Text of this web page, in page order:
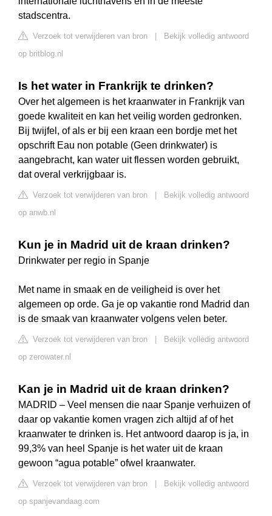
stadscentra.
Verzoek tot verwijderen van bron
Bekijk volledig antwoord
op britblog.nl
Is het water in Frankrijk te drinken?
Over het algemeen is het kraanwater in Frankrijk van
goede kwaliteit en kan het veilig worden gedronken.
Bij twijfel, of als er bij een kraan een bordje met het
opschrift Eau non potable (Geen drinkwater) is
aangebracht, kan water uit flessen worden gebruikt,
dat overal verkrijgbaar is.
Verzoek tot verwijderen van bron
Bekijk volledig antwoord
op anwb.nl
Kun je in Madrid uit de kraan drinken?
Drinkwater per regio in Spanje
Met name in smaak en de veiligheid is over het
algemeen op orde. Ga je op vakantie rond Madrid dan
is de smaak van kraanwater volgens velen beter.
Verzoek tot verwijderen van bron
Bekijk volledig antwoord
op zerowater.nl
Kan je in Madrid uit de kraan drinken?
MADRID – Veel mensen die naar Spanje verhuizen of
daar op vakantie komen vragen zich altijd af of het
kraanwater te drinken is. Het antwoord daarop is ja, in
99,3% van heel Spanje is het water uit de kraan
gewoon “agua potable” ofwel kraanwater.
Verzoek tot verwijderen van bron
Bekijk volledig antwoord
op spanjevandaag.com